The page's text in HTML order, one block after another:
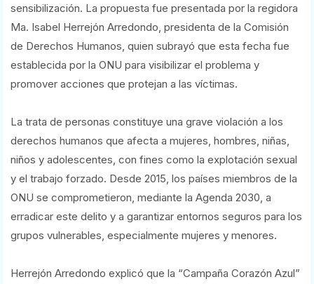
sensibilización. La propuesta fue presentada por la regidora
Ma. Isabel Herrejón Arredondo, presidenta de la Comisión
de Derechos Humanos, quien subrayó que esta fecha fue
establecida por la ONU para visibilizar el problema y
promover acciones que protejan a las víctimas.
La trata de personas constituye una grave violación a los
derechos humanos que afecta a mujeres, hombres, niñas,
niños y adolescentes, con fines como la explotación sexual
y el trabajo forzado. Desde 2015, los países miembros de la
ONU se comprometieron, mediante la Agenda 2030, a
erradicar este delito y a garantizar entornos seguros para los
grupos vulnerables, especialmente mujeres y menores.
Herrejón Arredondo explicó que la “Campaña Corazón Azul”